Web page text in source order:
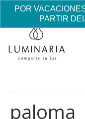
POR
PARTIR
paloma